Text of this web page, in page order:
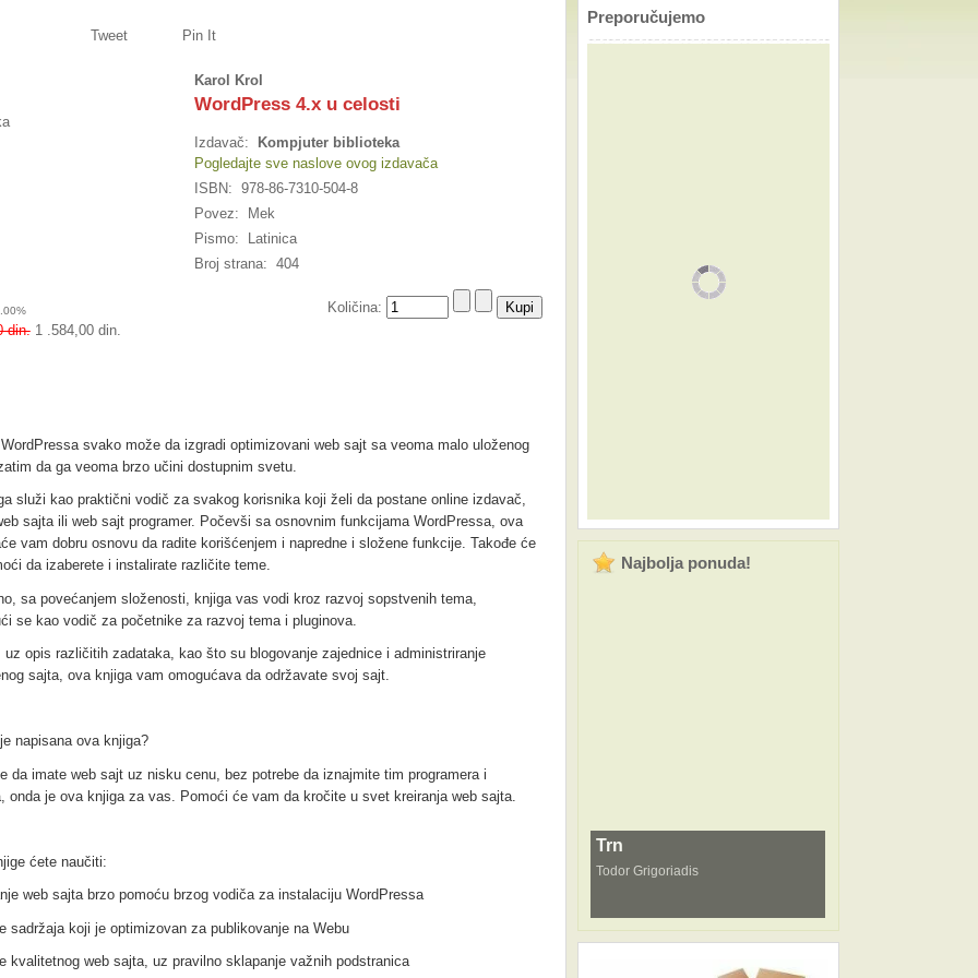
Tweet Pin It
Karol Krol
WordPress 4.x u celosti
Izdavač: Kompjuter biblioteka
Pogledajte sve naslove ovog izdavača
ISBN: 978-86-7310-504-8
Povez: Mek
Pismo: Latinica
Broj strana: 404
din. 1 .584,00 din.
Količina:
svako može da izgradi optimizovani web sajt sa veoma malo uloženog
da ga veoma brzo učini dostupnim svetu.
služi kao praktični vodič za svakog korisnika koji želi da postane online izdavač,
sajta ili web sajt programer. Počevši sa osnovnim funkcijama WordPressa, ova
vam dobru osnovu da radite korišćenjem i napredne i složene funkcije. Takođe će
da izaberete i instalirate različite teme.
sa povećanjem složenosti, knjiga vas vodi kroz razvoj sopstvenih tema,
se kao vodič za početnike za razvoj tema i pluginova.
uz opis različitih zadataka, kao što su blogovanje zajednice i administriranje
sajta, ova knjiga vam omogućava da održavate svoj sajt.
napisana ova knjiga?
da imate web sajt uz nisku cenu, bez potrebe da iznajmite tim programera i
onda je ova knjiga za vas. Pomoći će vam da kročite u svet kreiranja web sajta.
ćete naučiti:
web sajta brzo pomoću brzog vodiča za instalaciju WordPressa
sadržaja koji je optimizovan za publikovanje na Webu
kvalitetnog web sajta, uz pravilno sklapanje važnih podstranica
Preporučujemo
Najbolja ponuda!
Trn
Todor Grigoriadis